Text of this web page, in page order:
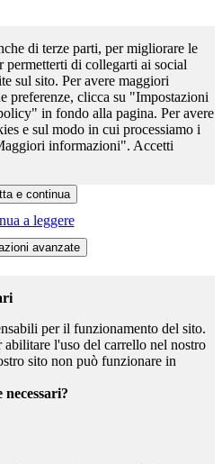
di terze parti, per migliorare le
permetterti di collegarti ai social
sul sito. Per avere maggiori
preferenze, clicca su "Impostazioni
in fondo alla pagina. Per avere
e sul modo in cui processiamo i
informazioni". Accetti
a leggere
per il funzionamento del sito.
l'uso del carrello nel nostro
sito non può funzionare in